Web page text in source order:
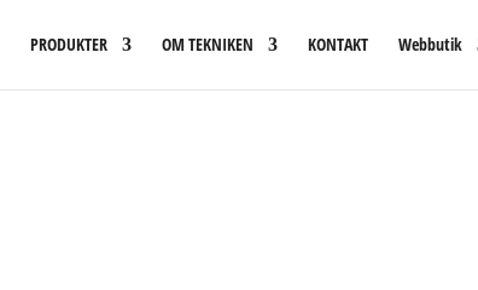
PRODUKTER OM TEKNIKEN KONTAKT Webbutik